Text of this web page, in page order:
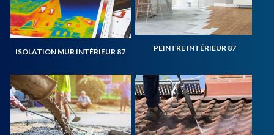
ISOLATION MUR INTÉRIEUR 87 PEINTRE INTÉRIEUR 87